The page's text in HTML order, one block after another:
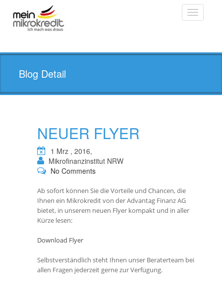
Toggle
Blog Detail
NEUER FLYER
1 Mrz , 2016,
Mikrofinanzinstitut NRW
No Comments
Ab sofort können Sie die Vorteile und Chancen, die
Ihnen ein Mikrokredit von der Advantag Finanz AG
bietet, in unserem neuen Flyer kompakt und in aller
Kürze lesen:
Download Flyer
Selbstverständlich steht Ihnen unser Beraterteam bei
allen Fragen jederzeit gerne zur Verfügung.